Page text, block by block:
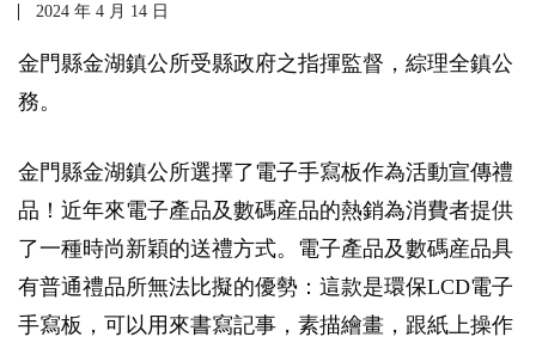
2024 年 4 月 14 日
金門縣金湖鎮公所受縣政府之指揮監督，綜理全鎮公
務。
金門縣金湖鎮公所選擇了電子手寫板作為活動宣傳禮
品！近年來電子產品及數碼産品的熱銷為消費者提供
了一種時尚新穎的送禮方式。電子產品及數碼産品具
有普通禮品所無法比擬的優勢：這款是環保LCD電子
手寫板，可以用來書寫記事，素描繪畫，跟紙上操作